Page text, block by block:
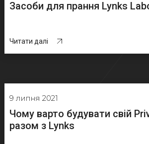
Засоби для прання Lynks
Читати далі
9 липня 2021
Чому варто будувати свій
разом з Lynks